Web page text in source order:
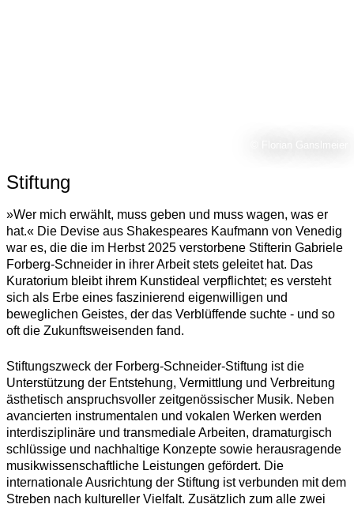
Stiftung
»Wer mich erwählt, muss geben und muss wagen, was er
hat.« Die Devise aus Shakespeares Kaufmann von Venedig
war es, die die im Herbst 2025 verstorbene Stifterin Gabriele
Forberg-Schneider in ihrer Arbeit stets geleitet hat. Das
Kuratorium bleibt ihrem Kunstideal verpflichtet; es versteht
sich als Erbe eines faszinierend eigenwilligen und
beweglichen Geistes, der das Verblüffende suchte - und so
oft die Zukunftsweisenden fand.
Stiftungszweck der Forberg-Schneider-Stiftung ist die
Unterstützung der Entstehung, Vermittlung und Verbreitung
ästhetisch anspruchsvoller zeitgenössischer Musik. Neben
avancierten instrumentalen und vokalen Werken werden
interdisziplinäre und transmediale Arbeiten, dramaturgisch
schlüssige und nachhaltige Konzepte sowie herausragende
musikwissenschaftliche Leistungen gefördert. Die
internationale Ausrichtung der Stiftung ist verbunden mit dem
Streben nach kultureller Vielfalt. Zusätzlich zum alle zwei